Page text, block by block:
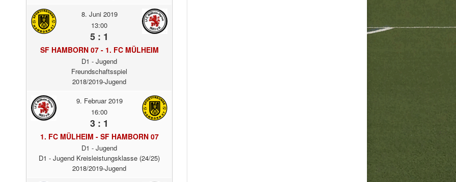
8. Juni 2019
13:00
5 : 1
SF HAMBORN 07 - 1. FC MÜLHEIM
D1 - Jugend
Freundschaftsspiel
2018/2019-Jugend
9. Februar 2019
16:00
3 : 1
1. FC MÜLHEIM - SF HAMBORN 07
D1 - Jugend
D1 - Jugend Kreisleistungsklasse (24/25)
2018/2019-Jugend